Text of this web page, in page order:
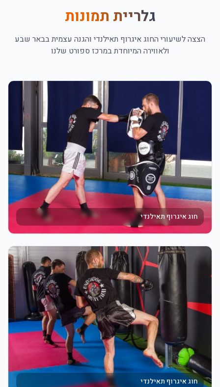
גלריית תמונות
הצצה לשיעורי החוג איגרוף תאילנדי והגנה עצמית בבאר שבע
ולאווירה המיוחדת במרכז ספורט שלנו
חוג איגרוף תאילנדי
חוג איגרוף תאילנדי